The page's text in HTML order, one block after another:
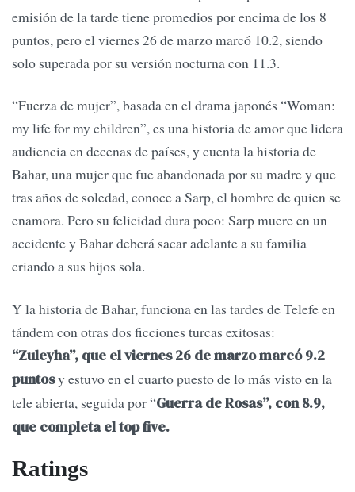
emisión de la tarde tiene promedios por encima de los 8
puntos, pero el viernes 26 de marzo marcó 10.2, siendo
solo superada por su versión nocturna con 11.3.
“Fuerza de mujer”, basada en el drama japonés “Woman:
my life for my children”, es una historia de amor que lidera
audiencia en decenas de países, y cuenta la historia de
Bahar, una mujer que fue abandonada por su madre y que
tras años de soledad, conoce a Sarp, el hombre de quien se
enamora. Pero su felicidad dura poco: Sarp muere en un
accidente y Bahar deberá sacar adelante a su familia
criando a sus hijos sola.
Y la historia de Bahar, funciona en las tardes de Telefe en
tándem con otras dos ficciones turcas exitosas:
“Zuleyha”, que el viernes 26 de marzo marcó 9.2
puntosy estuvo en el cuarto puesto de lo más visto en la
tele abierta, seguida por “Guerra de Rosas”, con 8.9,
que completa el top five.
Ratings